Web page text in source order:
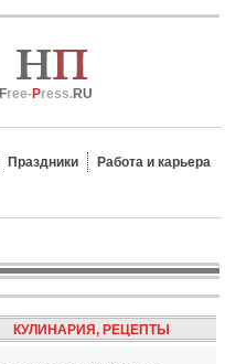
Free-Press.RU
Праздники
Работа и карьера
КУЛИНАРИЯ, РЕЦЕПТЫ